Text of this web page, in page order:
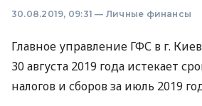
30.08.2019, 09:31 — Личные финансы
Главное управление ГФС в г.
30 августа 2019 года истекает
налогов и сборов за июль 2019